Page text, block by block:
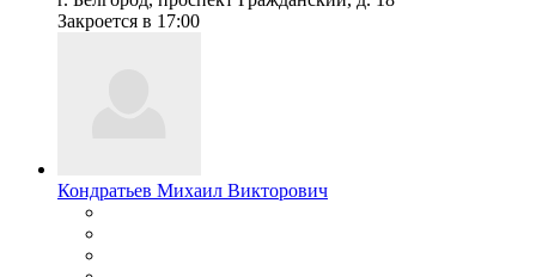
Закроется в 17:00
Кондратьев Михаил Викторович